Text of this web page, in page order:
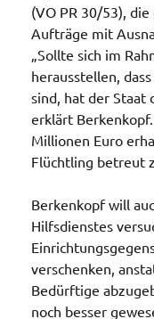
(VO PR 30/53),
Aufträge mit
„Sollte sich im
herausstellen,
sind, hat der Staat
erklärt
Millionen Euro
Flüchtling betreut
Berkenkopf will
Hilfsdienstes
verschenken,
Bedürftige
noch besser